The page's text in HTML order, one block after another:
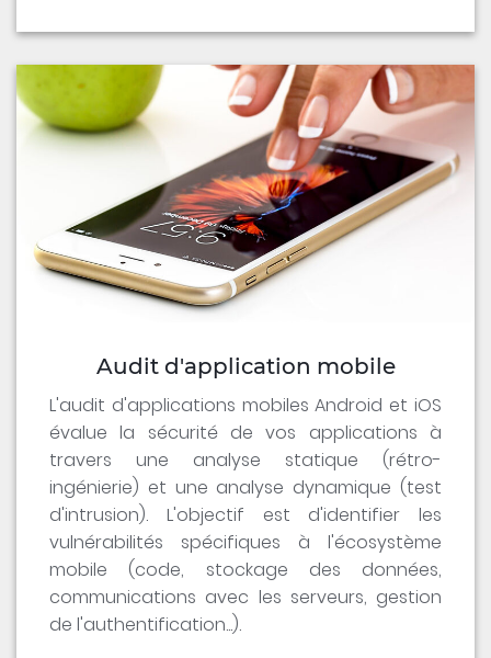
Audit d'application mobile
L'audit d'applications mobiles Android et iOS
évalue la sécurité de vos applications à
travers une analyse statique (rétro-
ingénierie) et une analyse dynamique (test
d'intrusion). L'objectif est d'identifier les
vulnérabilités spécifiques à l'écosystème
mobile (code, stockage des données,
communications avec les serveurs, gestion
de l'authentification...).